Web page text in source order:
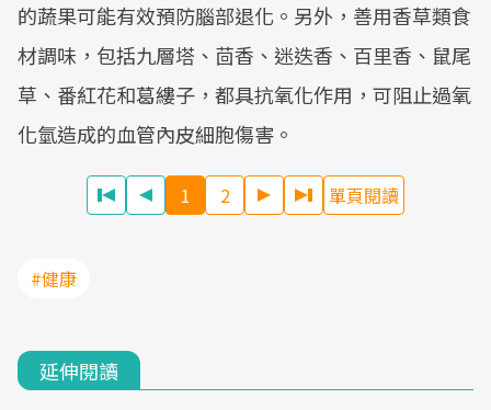
的蔬果可能有效預防腦部退化。另外，善用香草類食
材調味，包括九層塔、茴香、迷迭香、百里香、鼠尾
草、番紅花和葛縷子，都具抗氧化作用，可阻止過氧
化氫造成的血管內皮細胞傷害。
1 2 單頁閱讀
#健康
延伸閱讀